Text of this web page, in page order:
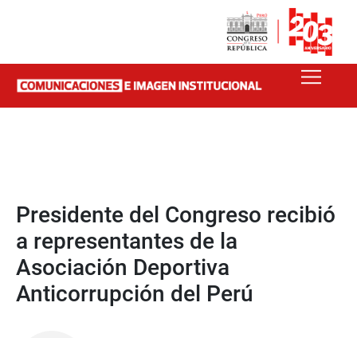
Presidente del Congreso recibió
a representantes de la
Asociación Deportiva
Anticorrupción del Perú